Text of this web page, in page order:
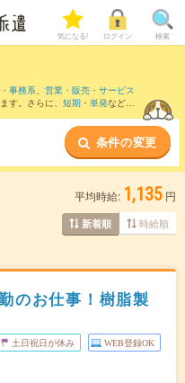
気になる! ログイン 検索
事務系、 営業・販売・サービス
す。さらに、 短期 ・ 単発などの
など近隣駅のお仕事もご確認い
条件の変更
平均時給: 1,135 円
新着順 時給順
のお仕事！樹脂製
土日祝日が休み WEB登録OK